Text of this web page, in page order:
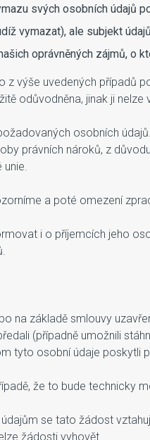
svých osobních údajů
vymazat), ale subjekt
oprávněných zájmů, o
výše uvedených případů
odůvodněna, jinak ji nelze
osobních
právních nároků, z
unie.
a poté omezení
i o příjemcích jeho
na základě smlouvy
(případně umožnili
tyto osobní údaje poskytli
že to bude technicky
se tato žádost
žádosti vyhovět.